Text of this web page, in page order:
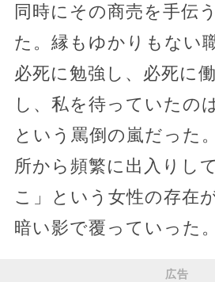
同時にその商売を手伝
た。縁もゆかりもない
必死に勉強し、必死に
し、私を待っていたの
という罵倒の嵐だった
所から頻繁に出入りし
こ」という女性の存在
暗い影で覆っていった。
広告